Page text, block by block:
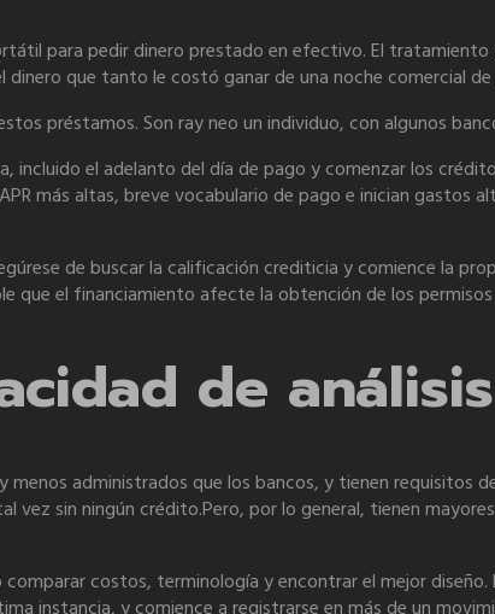
para pedir dinero prestado en efectivo. El tratamiento
que tanto le costó ganar de una noche comercial
préstamos. Son ray neo un individuo, con algunos
incluido el adelanto del día de pago y comenzar los
más altas, breve vocabulario de pago e inician gastos
de buscar la calificación crediticia y comience la
que el financiamiento afecte la obtención de los
de
menos administrados que los bancos, y tienen requisitos
vez sin ningún crédito.Pero, por lo general, tienen
comparar costos, terminología y encontrar el mejor
instancia, y comience a registrarse en más de un